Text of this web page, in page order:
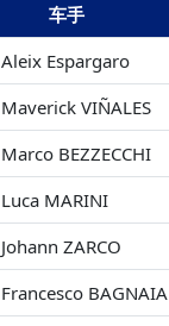
车手
Aleix Espargaro
Maverick VIÑALES
Marco BEZZECCHI
Luca MARINI
Johann ZARCO
Francesco BAGNAIA